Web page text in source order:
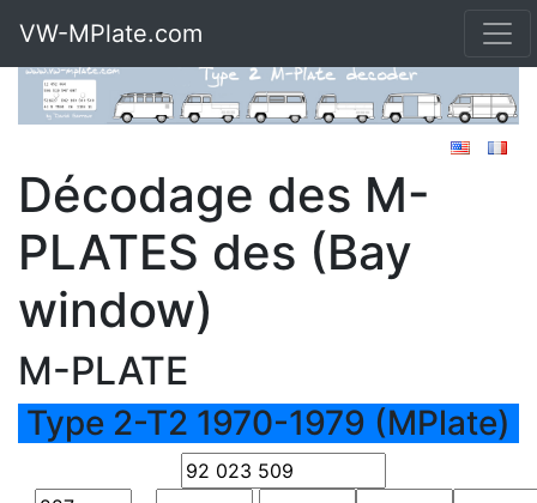
VW-MPlate.com
Décodage des M-
PLATES des (Bay
window)
M-PLATE
Type 2-T2 1970-1979 (MPlate)